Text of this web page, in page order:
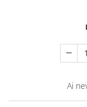
Ai